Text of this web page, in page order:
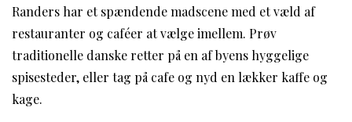
Randers har et spændende madscene med et væld af
restauranter og caféer at vælge imellem. Prøv
traditionelle danske retter på en af byens hyggelige
spisesteder, eller tag på cafe og nyd en lækker kaffe og
kage.